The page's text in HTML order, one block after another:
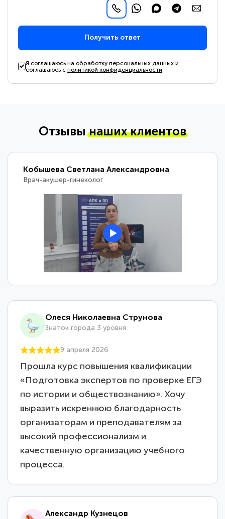
Получить ответ
Я соглашаюсь на обработку персональных данных и
соглашаюсь сполитикой конфиденциальности
Отзывынаших клиентов
Кобышева Светлана Александровна
Врач-акушер-гинеколог
Олеся Николаевна Струнова
Знаток города 3 уровня
9 апреля 2026
Прошла курс повышения квалификации
«Подготовка экспертов по проверке ЕГЭ
по истории и обществознанию». Хочу
выразить искреннюю благодарность
организаторам и преподавателям за
высокий профессионализм и
качественную организацию учебного
процесса.
Александр Кузнецов